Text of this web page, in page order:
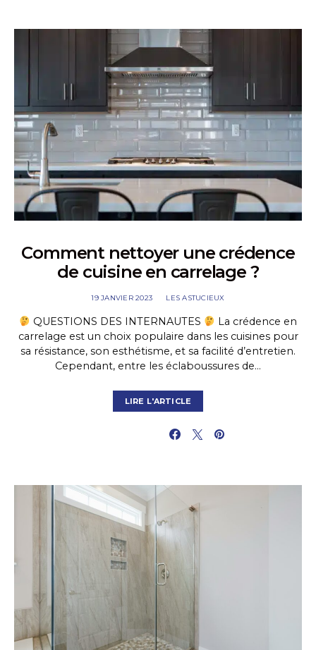
Comment nettoyer une crédence
de cuisine en carrelage ?
19 JANVIER 2023 LES ASTUCIEUX
QUESTIONS DES INTERNAUTES
La crédence en
carrelage est un choix populaire dans les cuisines pour
sa résistance, son esthétisme, et sa facilité d’entretien.
Cependant, entre les éclaboussures de…
LIRE L'ARTICLE